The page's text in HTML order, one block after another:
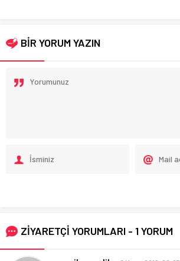
BİR YORUM YAZIN
ZİYARETÇİ YORUMLARI - 1 YORUM